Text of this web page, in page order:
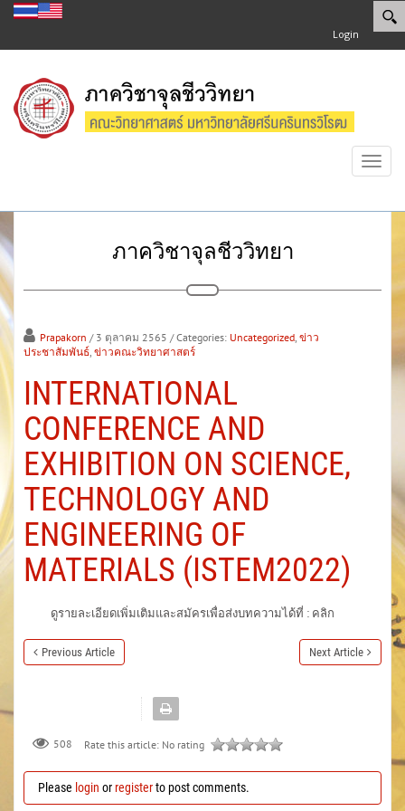
Login
ภาควิชาจุลชีววิทยา
Prapakorn / 3 ตุลาคม 2565 / Categories: Uncategorized ข่าว
ประชาสัมพันธ์ ข่าวคณะวิทยาศาสตร์
INTERNATIONAL
CONFERENCE AND
EXHIBITION ON SCIENCE,
TECHNOLOGY AND
ENGINEERING OF
MATERIALS (ISTEM2022)
ดูรายละเอียดเพิ่มเติมและสมัครเพื่อส่งบทความได้ที่ : คลิก
Previous Article Next Article
508 Rate this article: No rating
Please login orregisterto post comments.